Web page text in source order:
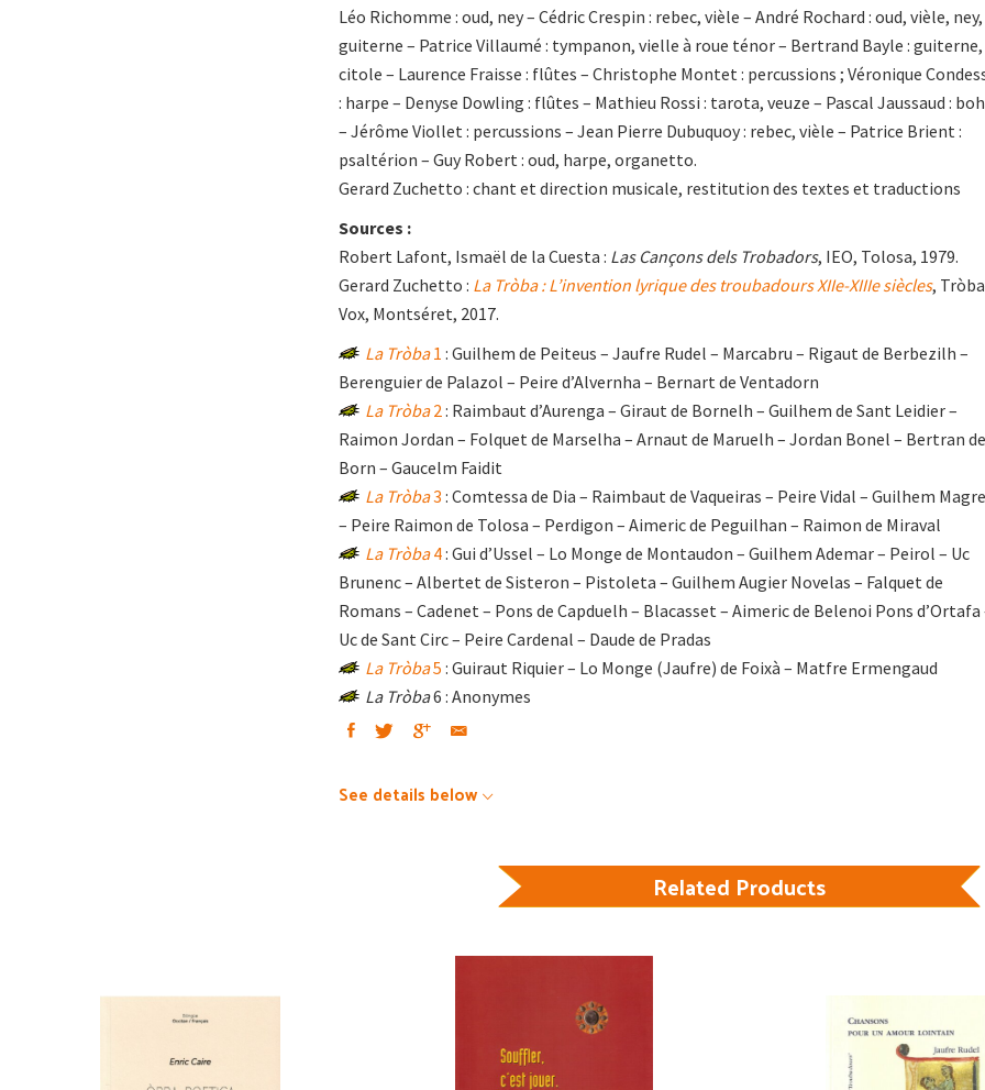
Léo Richomme : oud, ney – Cédric Crespin : rebec, vièle – André Rochard : oud, vièle, ney,
guiterne – Patrice Villaumé : tympanon, vielle à roue ténor – Bertrand Bayle : guiterne,
citole – Laurence Fraisse : flûtes – Christophe Montet : percussions ; Véronique
: harpe – Denyse Dowling : flûtes – Mathieu Rossi : tarota, veuze – Pascal Jaussaud :
– Jérôme Viollet : percussions – Jean Pierre Dubuquoy : rebec, vièle – Patrice Brient :
psaltérion – Guy Robert : oud, harpe, organetto.
Gerard Zuchetto : chant et direction musicale, restitution des textes et traductions
Sources :
Robert Lafont, Ismaël de la Cuesta : Las Cançons dels Trobadors, IEO, Tolosa, 1979.
Gerard Zuchetto : La Tròba : L’invention lyrique des troubadours XIIe-XIIIe siècles, Tròba
Vox, Montséret, 2017.
La Tròba1 : Guilhem de Peiteus – Jaufre Rudel – Marcabru – Rigaut de Berbezilh –
Berenguier de Palazol – Peire d’Alvernha – Bernart de Ventadorn
La Tròba2: Raimbaut d’Aurenga – Giraut de Bornelh – Guilhem de Sant Leidier –
Raimon Jordan – Folquet de Marselha – Arnaut de Maruelh – Jordan Bonel – Bertran de
Born – Gaucelm Faidit
La Tròba3 : Comtessa de Dia – Raimbaut de Vaqueiras – Peire Vidal – Guilhem
– Peire Raimon de Tolosa – Perdigon – Aimeric de Peguilhan – Raimon de Miraval
La Tròba4: Gui d’Ussel – Lo Monge de Montaudon – Guilhem Ademar – Peirol – Uc
Brunenc – Albertet de Sisteron – Pistoleta – Guilhem Augier Novelas – Falquet de
Romans – Cadenet – Pons de Capduelh – Blacasset – Aimeric de Belenoi Pons d’Ortafa
Uc de Sant Circ – Peire Cardenal – Daude de Pradas
La Tròba5 : Guiraut Riquier – Lo Monge (Jaufre) de Foixà – Matfre Ermengaud
La Tròba6 : Anonymes
See details below
Related Products